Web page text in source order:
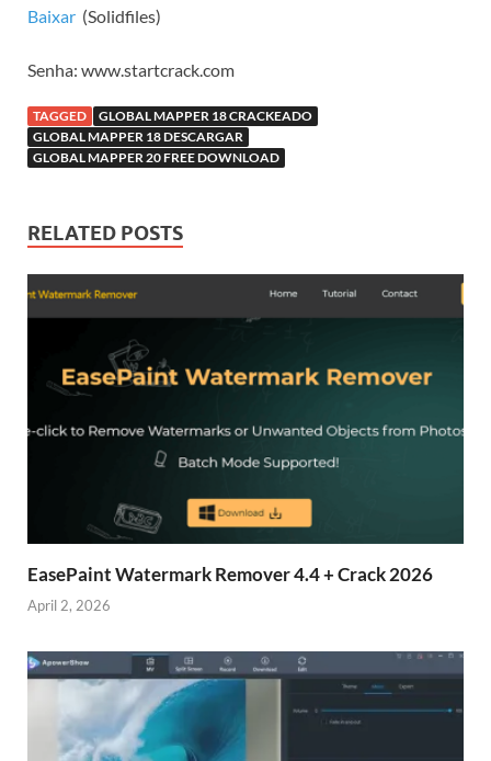
Baixar (Solidfiles)
Senha: www.startcrack.com
TAGGED
GLOBAL MAPPER 18 CRACKEADO
GLOBAL MAPPER 18 DESCARGAR
GLOBAL MAPPER 20 FREE DOWNLOAD
RELATED POSTS
EasePaint Watermark Remover 4.4 + Crack 2026
April 2, 2026